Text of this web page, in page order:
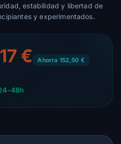
estabilidad y libertad de
y experimentados.
€ Ahorra 152,50 €
48h